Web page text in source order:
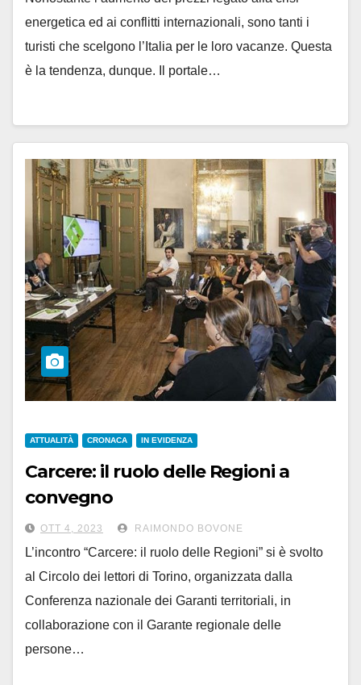
energetica ed ai conflitti internazionali, sono tanti i
turisti che scelgono l’Italia per le loro vacanze. Questa
è la tendenza, dunque. Il portale…
ATTUALITÀ CRONACA IN EVIDENZA
Carcere: il ruolo delle Regioni a
convegno
OTT 4, 2023 RAIMONDO BOVONE
L’incontro “Carcere: il ruolo delle Regioni” si è svolto
al Circolo dei lettori di Torino, organizzata dalla
Conferenza nazionale dei Garanti territoriali, in
collaborazione con il Garante regionale delle
persone…